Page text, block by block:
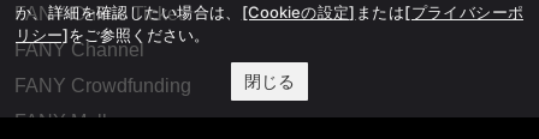
FANY Online Ticket
FANY Channel
FANY Crowdfunding
FANY Mall
か、詳細を確認したい場合は、 [Cookieの設定] または[プライバシーポ
リシー]をご参照ください。
閉じる